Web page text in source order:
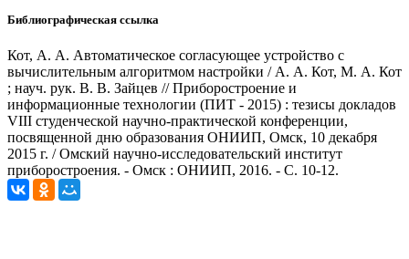
Библиографическая ссылка
Кот, А. А. Автоматическое согласующее устройство с
вычислительным алгоритмом настройки / А. А. Кот, М. А. Кот
; науч. рук. В. В. Зайцев // Приборостроение и
информационные технологии (ПИТ - 2015) : тезисы докладов
VIII студенческой научно-практической конференции,
посвященной дню образования ОНИИП, Омск, 10 декабря
2015 г. / Омский научно-исследовательский институт
приборостроения. - Омск : ОНИИП, 2016. - С. 10-12.